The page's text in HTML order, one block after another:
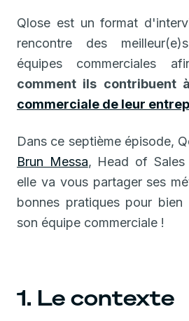
Qlose est un format
rencontre des
équipes commerciales
comment ils contribuent
commerciale de leur
Dans ce septième épisode,
Brun Messa, Head of Sales
elle va vous partager ses
bonnes pratiques pour bien
son équipe commerciale !
1. Le contexte